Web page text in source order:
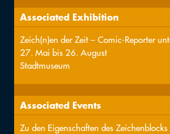
Associated Exhibition
Zeich(n)en der Zeit – Comic-Reporter
27. Mai bis 26. August
Stadtmuseum
Associated Events
Zu den Eigenschaften des Zeichenblocks